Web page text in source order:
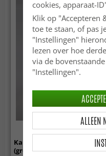
Kandelaar M - Harmony
(groen/zwart)
cookies, apparaat-
Klik op "Accepteren
toe te staan, of pas
"Instellingen"
lezen over hoe
via de
"Instellingen".
ALLEEN